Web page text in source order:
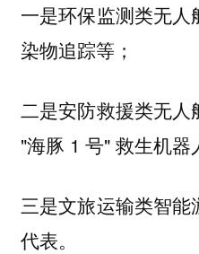
一是环保监测类无
染物追踪等；
二是安防救援类无
"海豚 1 号" 救生机器
三是文旅运输类智
代表。